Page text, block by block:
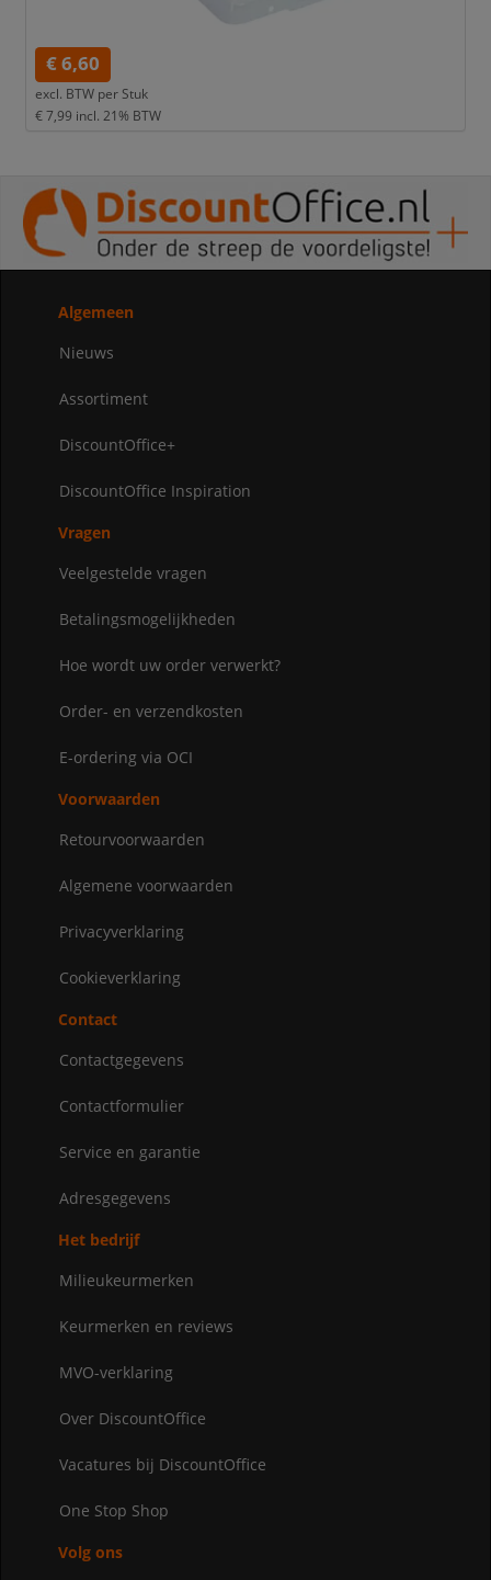
€ 6,60
excl. BTW per Stuk
€ 7,99 incl. 21% BTW
Algemeen
Nieuws
Assortiment
DiscountOffice+
DiscountOffice Inspiration
Vragen
Veelgestelde vragen
Betalingsmogelijkheden
Hoe wordt uw order verwerkt?
Order- en verzendkosten
E-ordering via OCI
Voorwaarden
Retourvoorwaarden
Algemene voorwaarden
Privacyverklaring
Cookieverklaring
Contact
Contactgegevens
Contactformulier
Service en garantie
Adresgegevens
Het bedrijf
Milieukeurmerken
Keurmerken en reviews
MVO-verklaring
Over DiscountOffice
Vacatures bij DiscountOffice
One Stop Shop
Volg ons